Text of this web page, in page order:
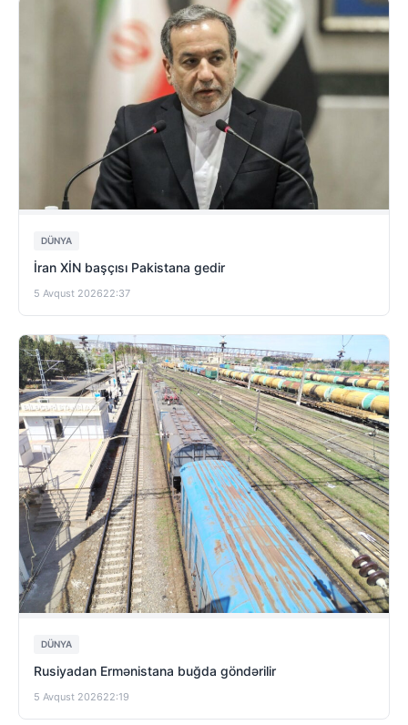
DÜNYA
İran XİN başçısı Pakistana gedir
5 Avqust 202622:37
DÜNYA
Rusiyadan Ermənistana buğda göndərilir
5 Avqust 202622:19